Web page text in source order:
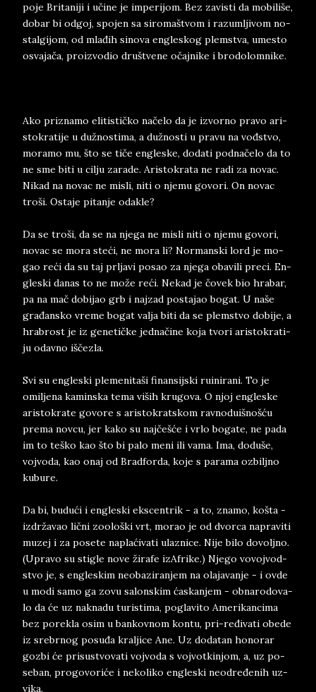
po­je Bri­ta­niji i učine je im­pe­ri­jom. Bez za­vi­sti da mo­bi­liše,
do­bar bi od­goj, spo­jen sa si­ro­maštvom i ra­zum­lji­vom no­
stal­gi­jom, od mlađih si­no­va en­gle­skog plem­stva, ume­sto
osva­jača, proizvo­dio dru­štvene očaj­ni­ke i bro­do­lom­ni­ke.
Ako pri­zna­mo eli­ti­stičko načelo da je iz­vor­no pra­vo ari­
sto­kra­ti­je u dužno­sti­ma, a dužno­sti u pra­vu na vođstvo,
mo­ra­mo mu, što se tiče en­gle­ske, do­da­ti pod­načelo da to
ne sme biti u cil­ju za­ra­de. Ari­sto­kra­ta ne radi za no­vac.
Ni­kad na no­vac ne mi­sli, niti o nje­mu go­vo­ri. On no­vac
tro­ši. Osta­je pi­tan­je oda­kle?
Da se tro­ši, da se na nje­ga ne mi­sli niti o nje­mu go­vo­ri,
no­vac se mora steći, ne mora li? Nor­man­ski lord je mo­
gao reći da su taj prl­ja­vi po­sao za nje­ga oba­vi­li pre­ci. En­
gle­ski da­nas to ne može reći. Ne­kad je čovek bio hra­bar,
pa na mač do­bi­jao grb i naj­zad po­sta­jao bo­gat. U naše
građan­sko vre­me bo­gat val­ja biti da se plem­stvo do­bi­je, a
hra­bro­st je iz ge­ne­tičke ­jed­načine koja tvo­ri ari­sto­kra­ti­
ju odav­no iščezla.
Svi su en­gle­ski ple­me­ni­taši fi­nan­sij­ski ru­i­ni­ra­ni. To je
omi­lje­na ka­min­ska tema viših kru­go­va. O njoj en­gle­ske
aristokra­te go­vo­re s ari­stokrat­skom rav­no­du­išnošću
pre­ma nov­cu, jer kako su najčešće i vrlo bo­ga­te, ne pada
im to te­ško kao što bi palo meni ili vama. Ima, do­du­še,
voj­vo­da, kao onaj od Brad­for­da, koje s pa­ra­ma ozbil­jno
ku­bu­re.
Da bi, budući i en­gle­ski eks­cen­trik - a to, zna­mo, košta -
izdržavao lični zo­o­lo­š­ki vrt, mo­rao­ je ­od ­dvor­ca ­na­pra­vi­ti
mu­zej i za po­se­te na­plaćiva­ti ula­zni­ce. Nije bilo do­vol­jno.
(Upra­vo su sti­gle nove žira­fe izA­fri­ke.) Nje­go­ vo­voj­vod­
stvo je, s en­gle­skim ne­o­ba­zi­ran­jem na ola­ja­van­je - i ovde
u modi samo ga zovu sa­lon­skim ćaskan­jem - ob­na­ro­do­va­
lo da će uz na­kna­du tu­risti­ma, po­gla­vi­to Ame­ri­kan­ci­ma
bez po­re­kla osim u ban­kov­nom kon­tu, pri-ređiva­ti obe­de
iz sre­br­nog posuđa kral­ji­ce Ane. Uz do­da­tan ho­no­rar
go­zbi će pri­su­stvo­va­ti voj­vo­da s voj­vot­kin­jom, a, uz po­
se­ban, pro­go­vo­riće i ne­ko­li­ko en­gle­ski ne­od­ređen­ih uz­
vi­ka.